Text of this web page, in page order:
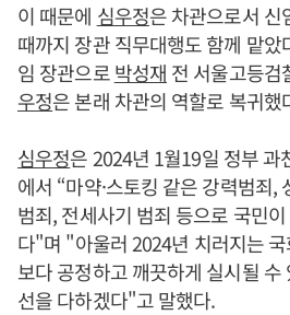
이 때문에 심우정은 차관으로서 신
때까지 장관 직무대행도 함께 맡
임 장관으로박성재 전 서울고등검
우정은 본래 차관의 역할로 복귀했
심우정은 2024년 1월19일 정부 과
에서 “마약·스토킹 같은 강력범죄,
범죄, 전세사기 범죄 등으로 국민
다"며 "아울러 2024년 치러지는
보다 공정하고 깨끗하게 실시될 수
선을 다하겠다"고 말했다.